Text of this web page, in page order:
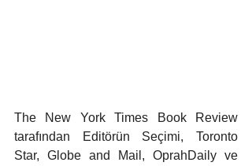
The New York Times Book Review
tarafından Editörün Seçimi, Toronto
Star, Globe and Mail, OprahDaily ve